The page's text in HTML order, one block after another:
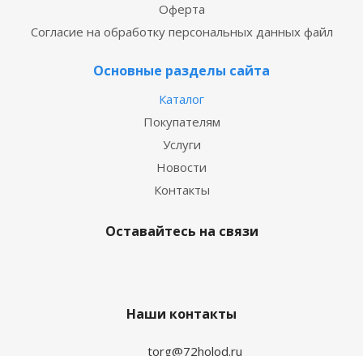
Оферта
Согласие на обработку персональных данных файл
Основные разделы сайта
Каталог
Покупателям
Услуги
Новости
Контакты
Оставайтесь на связи
Наши контакты
torg@72holod.ru